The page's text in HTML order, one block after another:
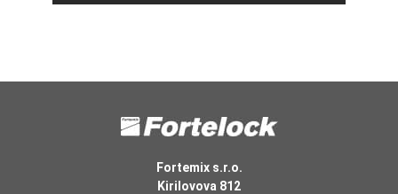
Fortemix s.r.o.
Kirilovova 812